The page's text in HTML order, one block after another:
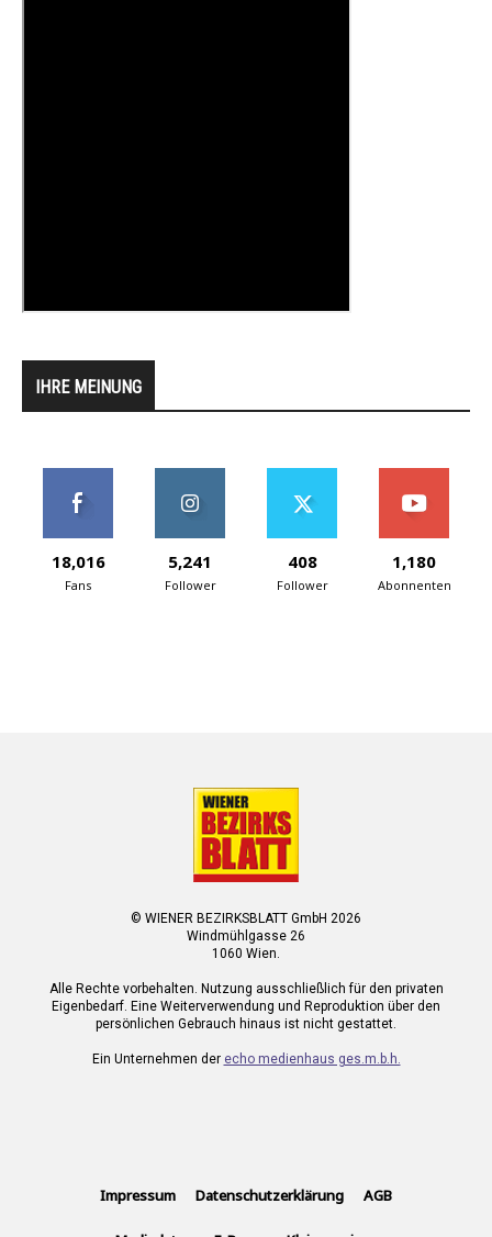
IHRE MEINUNG
18,016
Fans
5,241
Follower
408
Follower
1,180
Abonnenten
© WIENER BEZIRKSBLATT GmbH 2026
Windmühlgasse 26
1060 Wien.
Alle Rechte vorbehalten. Nutzung ausschließlich für den privaten
Eigenbedarf. Eine Weiterverwendung und Reproduktion über den
persönlichen Gebrauch hinaus ist nicht gestattet.
Ein Unternehmen der echo medienhaus ges.m.b.h.
Impressum Datenschutzerklärung AGB